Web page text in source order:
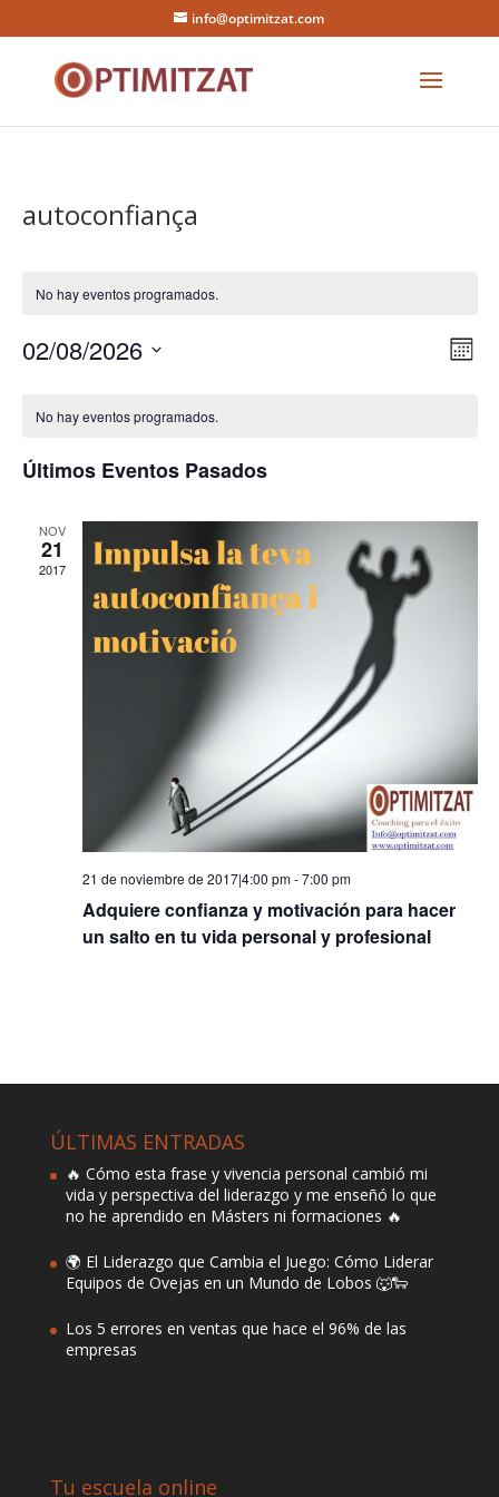
info@optimitzat.com
autoconfiança
No hay eventos programados.
de
Mes
02/08/2026
fecha.
de
Eventos
No hay eventos programados.
Últimos Eventos Pasados
NOV
21
2017
21 de noviembre de 2017|4:00 pm-7:00 pm
Adquiere confianza y motivación para hacer
un salto en tu vida personal y profesional
ÚLTIMAS ENTRADAS
🔥 Cómo esta frase y vivencia personal cambió mi
vida y perspectiva del liderazgo y me enseñó lo que
no he aprendido en Másters ni formaciones 🔥
🌍 El Liderazgo que Cambia el Juego: Cómo Liderar
Equipos de Ovejas en un Mundo de Lobos 🐺🐑
Los 5 errores en ventas que hace el 96% de las
empresas
Tu escuela online